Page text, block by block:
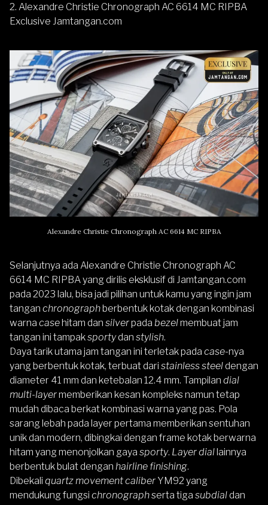
2. Alexandre Christie Chronograph AC 6614 MC RIPBA
Exclusive Jamtangan.com
Alexandre Christie Chronograph AC 6614 MC RIPBA
Selanjutnya ada Alexandre Christie Chronograph AC
6614 MC RIPBAyang dirilis eksklusif di Jamtangan.com
pada 2023 lalu, bisa jadi pilihan untuk kamu yang ingin jam
tangan chronographberbentuk kotak dengan kombinasi
warna casehitam dan silverpada bezelmembuat jam
tangan ini tampaksportydan stylish.
Daya tarik utama jam tangan ini terletak pada case-nya
yang berbentuk kotak, terbuat dari stainless steeldengan
diameter 41 mm dan ketebalan 12.4 mm. Tampilan dial
multi-layermemberikan kesan kompleks namun tetap
mudah dibaca berkat kombinasi warna yang pas. Pola
sarang lebah pada layer pertama memberikan sentuhan
unik dan modern, dibingkai dengan frame kotak berwarna
hitam yang menonjolkan gaya sporty. Layer diallainnya
berbentuk bulat dengan hairline finishing.
Dibekali quartz movement caliber YM92 yang
mendukung fungsi chronographserta tiga subdialdan